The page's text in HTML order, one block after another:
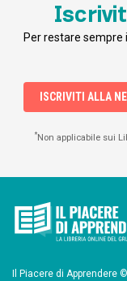
Per restare sempre
ISCRIVITI ALLA
*Non applicabile sui
Il Piacere di Apprendere